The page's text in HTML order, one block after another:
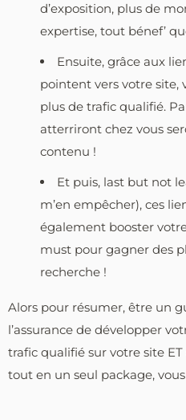
d’exposition, plus de
expertise, tout bénef’
Ensuite, grâce aux
pointent vers votre site,
plus de trafic qualifié.
atterriront chez vous
contenu !
Et puis, last but not
m’en empêcher), ces
également booster
must pour gagner des
recherche !
Alors pour résumer, être un
l’assurance de développer
trafic qualifié sur votre site
tout en un seul package,